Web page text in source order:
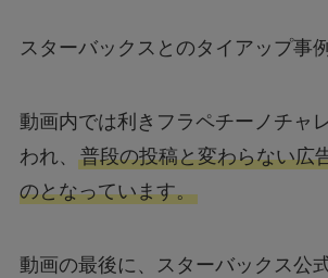
スターバックスとのタイアップ事
動画内では利きフラペチーノチャ
われ、 普段の投稿と変わらない広
のとなっています。
動画の最後に、スターバックス公